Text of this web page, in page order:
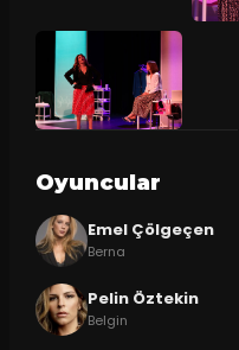
Oyuncular
Emel Çölgeçen
Berna
Pelin Öztekin
Belgin